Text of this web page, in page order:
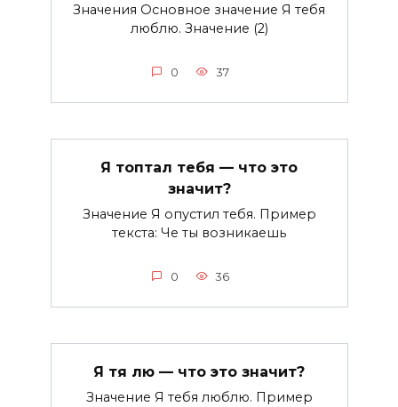
Значения Основное значение Я тебя
люблю. Значение (2)
0 37
Я топтал тебя — что это
значит?
Значение Я опустил тебя. Пример
текста: Че ты возникаешь
0 36
Я тя лю — что это значит?
Значение Я тебя люблю. Пример